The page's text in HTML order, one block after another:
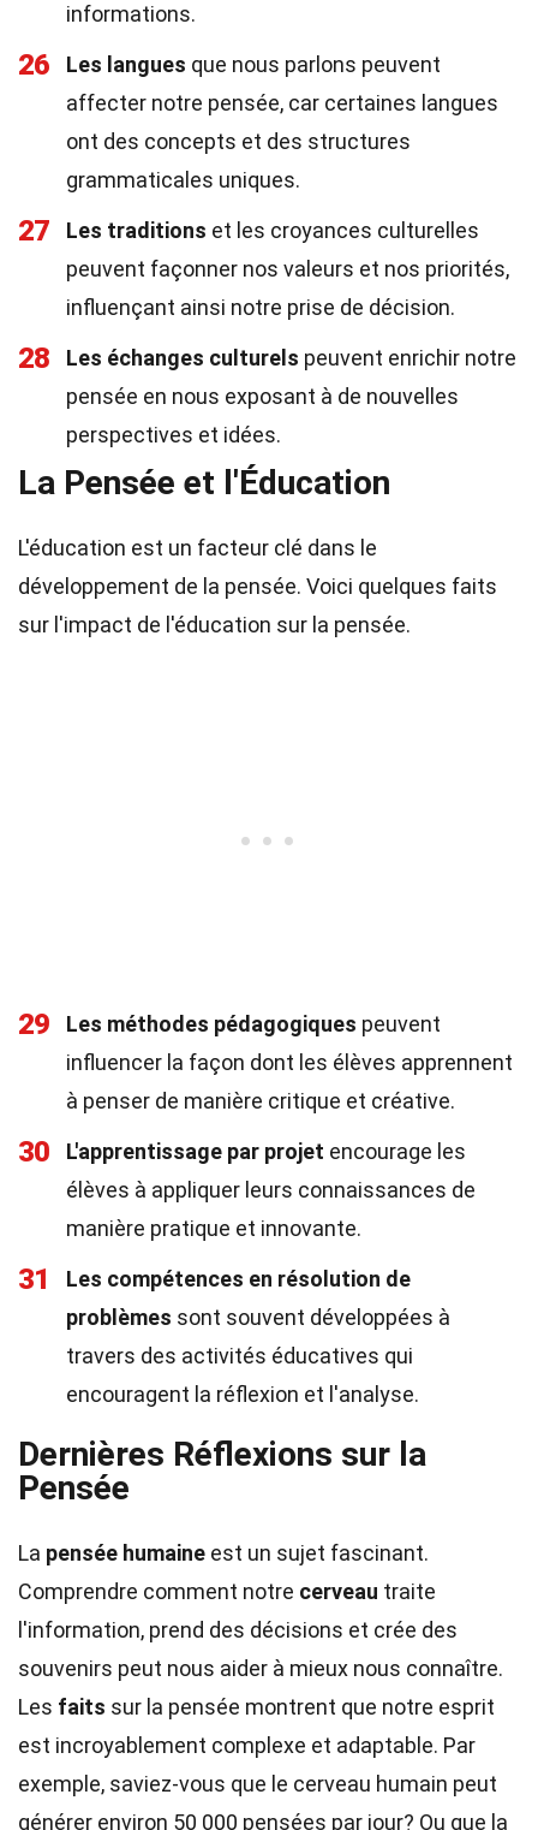
informations.
26 Les langues que nous parlons peuvent
affecter notre pensée, car certaines langues
ont des concepts et des structures
grammaticales uniques.
27 Les traditions et les croyances culturelles
peuvent façonner nos valeurs et nos priorités,
influençant ainsi notre prise de décision.
28 Les échanges culturels peuvent enrichir notre
pensée en nous exposant à de nouvelles
perspectives et idées.
La Pensée et l'Éducation
L'éducation est un facteur clé dans le
développement de la pensée. Voici quelques faits
sur l'impact de l'éducation sur la pensée.
29 Les méthodes pédagogiques peuvent
influencer la façon dont les élèves apprennent
à penser de manière critique et créative.
30 L'apprentissage par projet encourage les
élèves à appliquer leurs connaissances de
manière pratique et innovante.
31
Les compétences en résolution de
problèmes sont souvent développées à
travers des activités éducatives qui
encouragent la réflexion et l'analyse.
Dernières Réflexions sur la
Pensée
La pensée humaine est un sujet fascinant.
Comprendre comment notre cerveau traite
l'information, prend des décisions et crée des
souvenirs peut nous aider à mieux nous connaître.
Les faits sur la pensée montrent que notre esprit
est incroyablement complexe et adaptable. Par
exemple, saviez-vous que le cerveau humain peut
générer environ 50 000 pensées par jour? Ou que la